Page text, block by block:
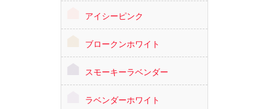
アイシーピンク
ブロークンホワイト
スモーキーラベンダー
ラベンダーホワイト